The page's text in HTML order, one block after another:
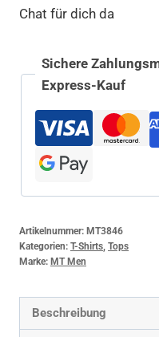
Chat für dich da
Sichere
Express-Kauf
Artikelnummer: MT3846
Kategorien: T-Shirts Tops
Marke: MT Men
Beschreibung